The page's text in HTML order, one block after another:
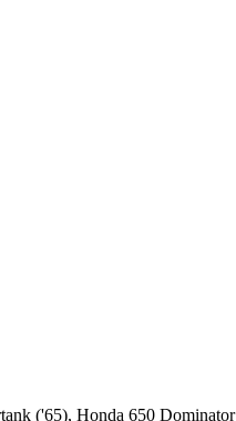
('65), Honda 650 Dominator